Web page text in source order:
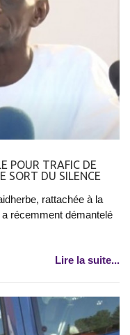
POUR TRAFIC DE
SORT DU SILENCE
rattachée à la
récemment démantelé
Lire la suite...